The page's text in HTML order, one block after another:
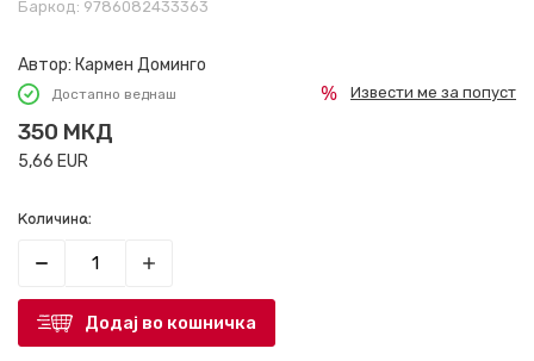
Баркод: 9786082433363
Автор: Кармен Доминго
Достапно веднаш
350 МКД
5,66 EUR
Извести ме за попуст
Количина:
Додај во кошничка